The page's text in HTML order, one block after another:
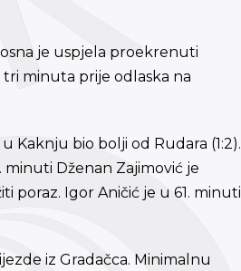
je uspjela proekrenuti
tri minuta prije odlaska na
Kaknju bio bolji od Rudara (1:2).
minuti Dženan Zajimović je
poraz. Igor Aničić je u 61. minuti
iz Gradačca. Minimalnu